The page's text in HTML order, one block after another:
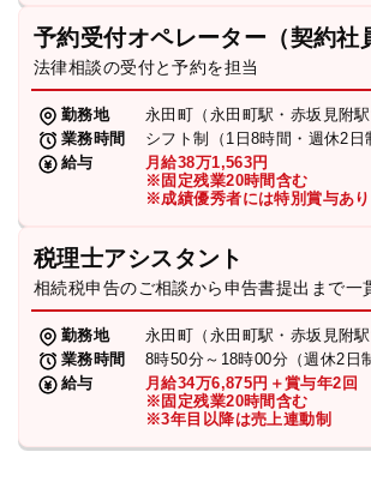
予約受付オペレーター（契約社
法律相談の受付と予約を担当
勤務地
永田町（永田町駅・赤坂見附駅
業務時間
シフト制（1日8時間・週休2日
給与
月給38万1,563円
※固定残業20時間含む
※成績優秀者には特別賞与あり
税理士アシスタント
相続税申告のご相談から申告書提出まで一
勤務地
永田町（永田町駅・赤坂見附駅
業務時間
8時50分～18時00分（週休2日
給与
月給34万6,875円＋賞与年2回
※固定残業20時間含む
※3年目以降は売上連動制
特設サイト
相談先情報サイト
プライバシーポリシー
TikTok受賞 定義集 動画集